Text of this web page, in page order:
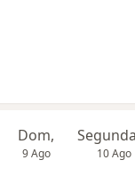
Dom,
9 Ago 10 Ago